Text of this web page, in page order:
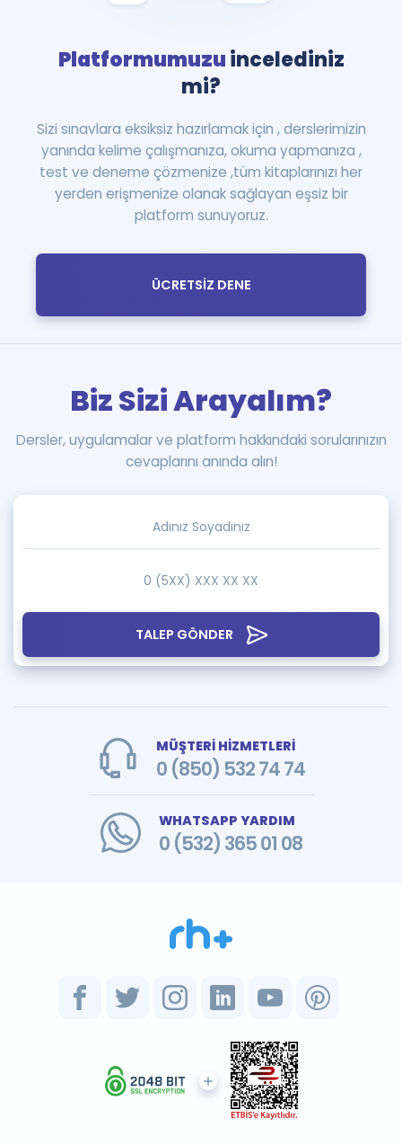
Platformumuzuincelediniz
mi?
Sizi sınavlara eksiksiz hazırlamak için , derslerimizin
yanında kelime çalışmanıza, okuma yapmanıza ,
test ve deneme çözmenize ,tüm kitaplarınızı her
yerden erişmenize olanak sağlayan eşsiz bir
platform sunuyoruz.
ÜCRETSİZ DENE
TALEP GÖNDER
Biz Sizi Arayalım?
Dersler, uygulamalar ve platform hakkındaki sorularınızın
cevaplarını anında alın!
MÜŞTERİ HİZMETLERİ
0 (850) 532 74 74
WHATSAPP YARDIM
0 (532) 365 01 08